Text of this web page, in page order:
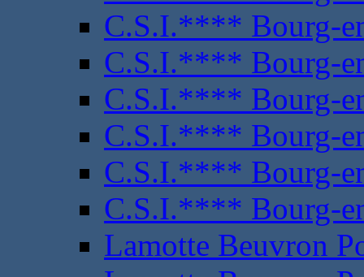
C.S.I.**** Bourg-
C.S.I.**** Bourg-
C.S.I.**** Bourg-
C.S.I.**** Bourg-
C.S.I.**** Bourg-
C.S.I.**** Bourg-
Lamotte Beuvron